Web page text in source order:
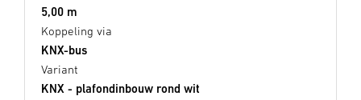
5,00 m
Koppeling via
KNX-bus
Variant
KNX - plafondinbouw rond wit